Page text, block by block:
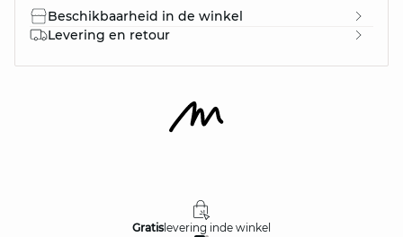
Beschikbaarheid in de winkel
Levering en retour
Gratislevering inde winkel